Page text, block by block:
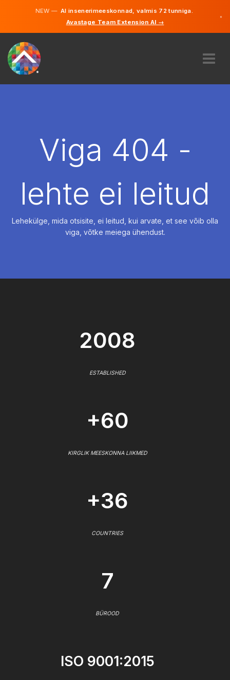
NEW —AI insenerimeeskonnad, valmis 72 tunniga.
Avastage Team Extension AI →
×
PALKAMAViga 404 -
lehte ei leitud
Lehekülge, mida otsisite, ei leitud, kui arvate, et see võib olla
viga, võtke meiega ühendust.
2008
ESTABLISHED
+60
KIRGLIK MEESKONNA LIIKMED
+36
COUNTRIES
7
BÜROOD
ISO 9001:2015